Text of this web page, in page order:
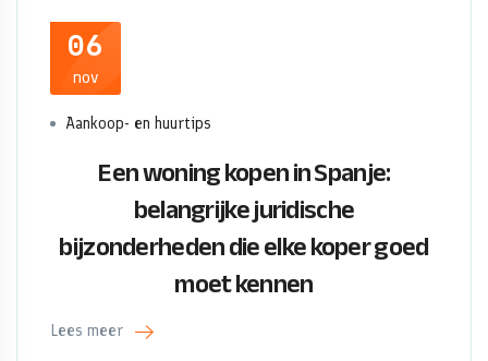
06
nov
Aankoop- en huurtips
Een woning kopen in Spanje:
belangrijke juridische
bijzonderheden die elke koper goed
moet kennen
Lees meer